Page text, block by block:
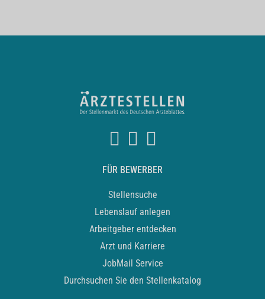
FÜR BEWERBER
Stellensuche
Lebenslauf anlegen
Arbeitgeber entdecken
Arzt und Karriere
JobMail Service
Durchsuchen Sie den Stellenkatalog